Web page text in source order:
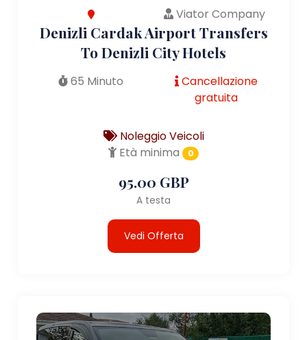
Viator Company
Denizli Cardak Airport Transfers
To Denizli City Hotels
65 Minuto
Cancellazione
gratuita
Noleggio Veicoli
Età minima
0
95.00 GBP
A testa
Vedi Offerta